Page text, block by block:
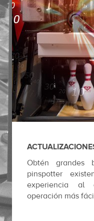
Obtén grandes
pinspotter
experiencia al
operación más